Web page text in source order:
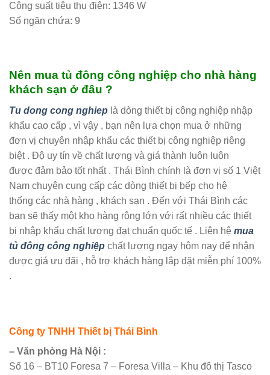
Công suất tiêu thụ điện: 1346 W
Số ngăn chứa: 9
Nên mua tủ đông công nghiệp cho nhà hàng
khách sạn ở đâu ?
Tu dong cong nghiep là dòng thiết bị công nghiệp nhập
khẩu cao cấp , vì vậy , bạn nên lựa chọn mua ở những
đơn vị chuyên nhập khẩu các thiết bị công nghiệp riêng
biệt . Độ uy tín về chất lượng và giá thành luôn luôn
được đảm bảo tốt nhất . Thái Bình chính là đơn vị số 1 Việt
Nam chuyên cung cấp các dòng thiết bị bếp cho hệ
thống các nhà hàng , khách sạn . Đến với Thái Bình các
bạn sẽ thấy một kho hàng rộng lớn với rất nhiều các thiết
bị nhập khẩu chất lượng đạt chuẩn quốc tế . Liên hệ mua
tủ đông công nghiệp chất lượng ngay hôm nay để nhận
được giá ưu đãi , hỗ trợ khách hàng lắp đặt miễn phí 100%
.
Công ty TNHH Thiết bị Thái Bình
– Văn phòng Hà Nội :
Số 16 – BT10 Foresa 7 – Foresa Villa – Khu đô thị Tasco